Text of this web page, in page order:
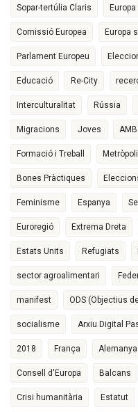
Sopar-tertúlia Claris
Comissió Europea Europa
Parlament Europeu
Educació Re-City
Interculturalitat Rússia
Migracions Joves
Formació i Treball
Bones Pràctiques
Feminisme Espanya
Euroregió Extrema Dreta
Estats Units Refugiats
sector agroalimentari
manifest ODS (Objectius
socialisme Arxiu Digital
2018 França Alemanya
Consell d'Europa Balcans
Crisi humanitària Estatut